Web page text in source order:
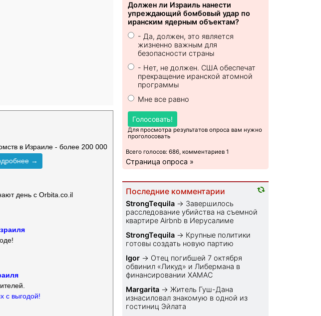
в Израиле - более 200 000
→
день с Orbita.co.il
с выгодой!
Должен ли Израиль нанести
упреждающий бомбовый удар по
иранским ядерным объектам?
- Да, должен, это является
жизненно важным для
безопасности страны
- Нет, не должен. США обеспечат
прекращение иранской атомной
программы
Мне все равно
Голосовать!
Для просмотра результатов опроса вам нужно
проголосовать
Всего голосов: 686, комментариев 1
Страница опроса »
Последние комментарии
StrongTequila → Завершилось
расследование убийства на съемной
квартире Airbnb в Иерусалиме
StrongTequila → Крупные политики
готовы создать новую партию
Igor → Отец погибшей 7 октября
обвинил «Ликуд» и Либермана в
финансировании ХАМАС
Margarita → Житель Гуш-Дана
изнасиловал знакомую в одной из
гостиниц Эйлата